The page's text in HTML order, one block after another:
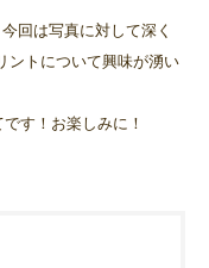
回は写真に対して深く
ントについて興味が湧い
す！お楽しみに！